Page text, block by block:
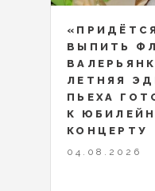
«ПРИДЁТСЯ
ВЫПИТЬ
ЛЕТНЯЯ
ПЬЕХА
К
КОНЦЕРТУ
04.08.2026